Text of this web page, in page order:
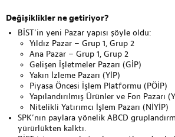
Değişiklikler ne getiriyor?
BİST’in yeni Pazar yapısı şöyle oldu:
Yıldız Pazar – Grup 1, Grup 2
Ana Pazar – Grup 1, Grup 2
Gelişen İşletmeler Pazarı (GİP)
Yakın İzleme Pazarı (YİP)
Piyasa Öncesi İşlem Platformu (PÖİP)
Yapılandırılmış Ürünler ve Fon Pazarı
Nitelikli Yatırımcı İşlem Pazarı (NİYİP)
SPK’nın paylara yönelik ABCD
yürürlükten kalktı.